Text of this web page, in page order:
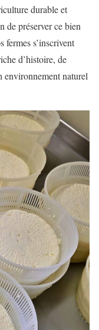
durable et
de préserver ce bien
fermes s’inscrivent
d’histoire, de
environnement naturel